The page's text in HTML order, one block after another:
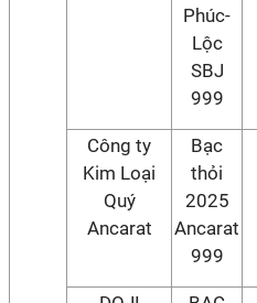
Phúc-
Lộc
SBJ
999
Công ty
Kim Loại
Quý
Ancarat
Bạc
thỏi
2025
Ancarat
999